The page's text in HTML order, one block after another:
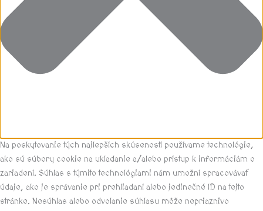
Na poskytovanie tých najlepších skúseností používame technológie,
ako sú súbory cookie na ukladanie a/alebo prístup k informáciám o
zariadení. Súhlas s týmito technológiami nám umožní spracovávať
údaje, ako je správanie pri prehliadaní alebo jedinečné ID na tejto
stránke. Nesúhlas alebo odvolanie súhlasu môže nepriaznivo